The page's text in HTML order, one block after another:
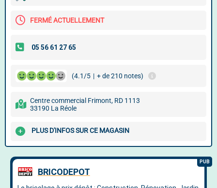
FERMÉ ACTUELLEMENT
(4.1/5 | + de 210 notes)
Centre commercial Frimont, RD 1113
33190 La Réole
PLUS D'INFOS SUR CE MAGASIN